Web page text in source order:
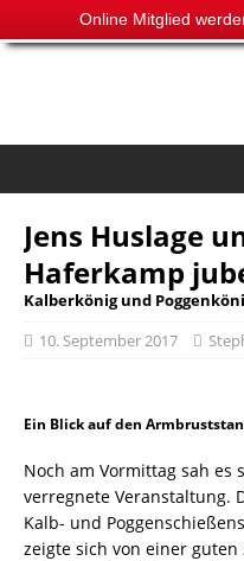
Online Mitglied
Jens Huslage
Haferkamp
Kalberkönig und
10. September 2017
Ein Blick auf den
Noch am Vormittag sah es
verregnete Veranstaltung.
Kalb- und
zeigte sich von einer